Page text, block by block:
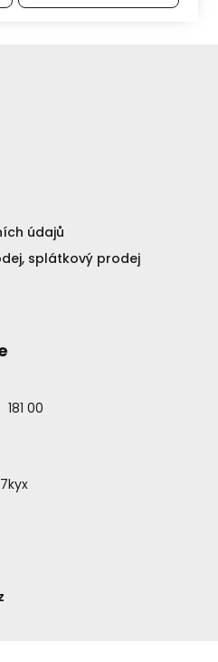
údajů
splátkový prodej
00